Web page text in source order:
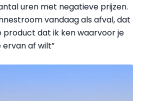
uren met negatieve prijzen.
vandaag als afval, dat
product dat ik ken waarvoor je
af wilt”